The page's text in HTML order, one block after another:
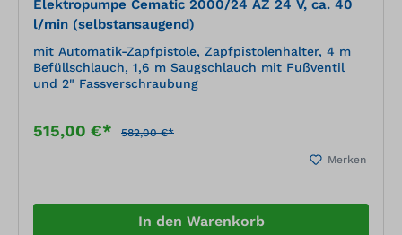
Elektropumpe Cematic 2000/24 AZ 24 V, ca. 40
l/min (selbstansaugend)
mit Automatik-Zapfpistole, Zapfpistolenhalter, 4 m
Befüllschlauch, 1,6 m Saugschlauch mit Fußventil
und 2" Fassverschraubung
515,00 €* 582,00 €*
Merken
In den Warenkorb